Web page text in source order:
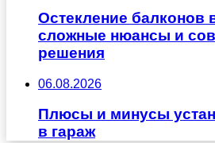
Остекление балконов
сложные нюансы и
решения
06.08.2026
Плюсы и минусы
в гараж